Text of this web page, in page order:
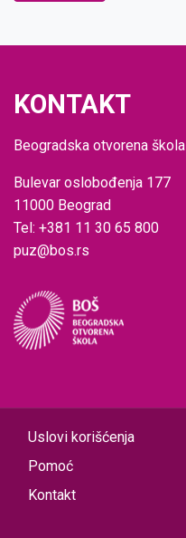
KONTAKT
Beogradska otvorena škola
Bulevar oslobođenja 177
11000 Beograd
Tel: +381 11 30 65 800
puz@bos.rs
Uslovi korišćenja
Pomoć
Kontakt